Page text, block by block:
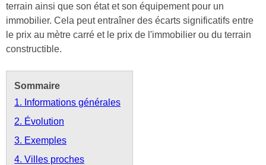
terrain ainsi que son état et son équipement pour un
immobilier. Cela peut entraîner des écarts significatifs entre
le prix au mètre carré et le prix de l'immobilier ou du terrain
constructible.
Sommaire
1. Informations générales
2. Évolution
3. Exemples
4. Villes proches